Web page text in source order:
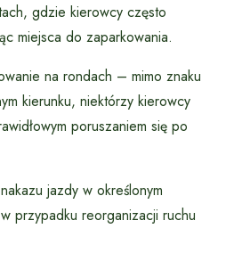
gdzie kierowcy często
miejsca do zaparkowania.
na rondach – mimo znaku
kierunku, niektórzy kierowcy
poruszaniem się po
jazdy w określonym
przypadku reorganizacji ruchu